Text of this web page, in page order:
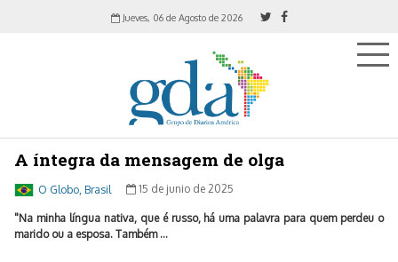
Jueves, 06 de Agosto de 2026
A íntegra da mensagem de olga
O Globo, Brasil 15 de junio de 2025
"Na minha língua nativa, que é russo, há uma palavra para quem perdeu o
marido ou a esposa. Também ...